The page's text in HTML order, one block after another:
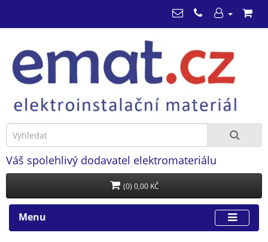
Váš spolehlivý dodavatel elektromateriálu
(0) 0,00 KČ
Menu